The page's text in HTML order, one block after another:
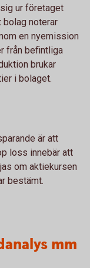
ur företaget
bolag noterar
en nyemission
från befintliga
brukar
i bolaget.
är att
loss innebär att
om aktiekursen
bestämt.
mm